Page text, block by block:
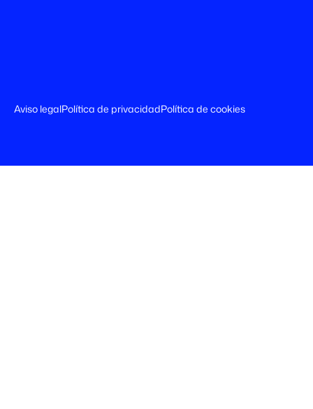
Aviso legalPolítica de privacidadPolítica de cookies